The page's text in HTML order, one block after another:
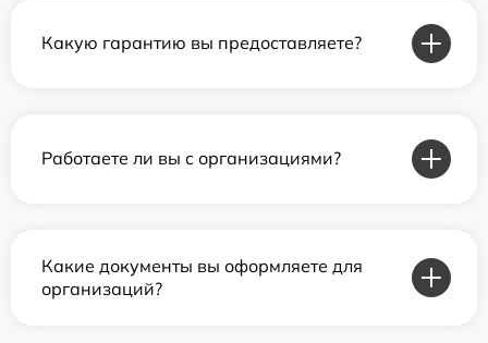
Какую гарантию вы предоставляете?
Работаете ли вы с организациями?
Какие документы вы оформляете для
организаций?